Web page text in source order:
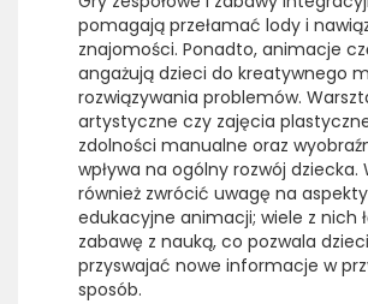
pomagają przełamać lody i
znajomości. Ponadto, animacje
angażują dzieci do kreatywnego
rozwiązywania problemów.
artystyczne czy zajęcia
zdolności manualne oraz
wpływa na ogólny rozwój dziecka.
również zwrócić uwagę na aspekty
edukacyjne animacji; wiele z nich
zabawę z nauką, co pozwala
przyswajać nowe informacje w
sposób.